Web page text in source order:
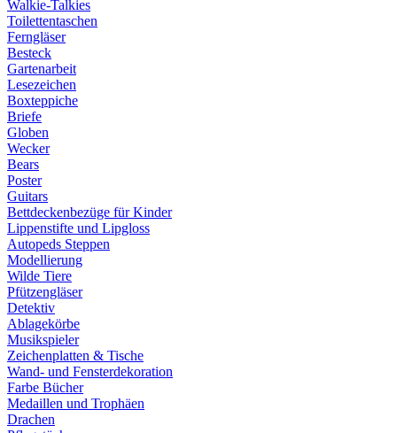
Walkie-Talkies
Toilettentaschen
Ferngläser
Besteck
Gartenarbeit
Lesezeichen
Boxteppiche
Briefe
Globen
Wecker
Bears
Poster
Guitars
Bettdeckenbezüge für Kinder
Lippenstifte und Lipgloss
Autopeds Steppen
Modellierung
Wilde Tiere
Pfützengläser
Detektiv
Ablagekörbe
Musikspieler
Zeichenplatten & Tische
Wand- und Fensterdekoration
Farbe Bücher
Medaillen und Trophäen
Drachen